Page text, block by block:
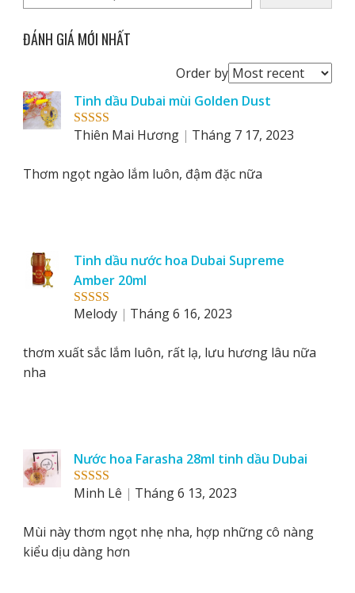
ĐÁNH GIÁ MỚI NHẤT
Order byOrder
by
Rated5 out
Tinh dầu Dubai mùi Golden Dust
Thiên Mai Hương
Tháng 7 17, 2023
Thơm ngọt ngào lắm luôn, đậm đặc nữa
Rated5out
Tinh dầu nước hoa Dubai Supreme
Amber 20ml
Melody
Tháng 6 16, 2023
thơm xuất sắc lắm luôn, rất lạ, lưu hương lâu nữa
nha
Rated 5out
Nước hoa Farasha 28ml tinh dầu Dubai
Minh Lê
Tháng 6 13, 2023
Mùi này thơm ngọt nhẹ nha, hợp những cô nàng
kiểu dịu dàng hơn